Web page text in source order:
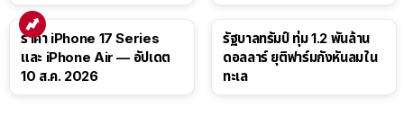
ราคา iPhone 17 Series
และ iPhone Air — อัปเดต
10 ส.ค. 2026
รัฐบาลทรัมป์ ทุ่ม 1.2 พันล้าน
ดอลลาร์ ยุติฟาร์มกังหันลมใน
ทะเล